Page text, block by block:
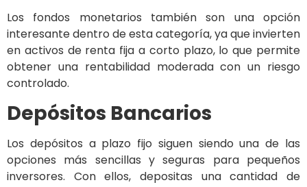
Los fondos monetarios también son una opción
interesante dentro de esta categoría, ya que invierten
en activos de renta fija a corto plazo, lo que permite
obtener una rentabilidad moderada con un riesgo
controlado.
Depósitos Bancarios
Los depósitos a plazo fijo siguen siendo una de las
opciones más sencillas y seguras para pequeños
inversores. Con ellos, depositas una cantidad de